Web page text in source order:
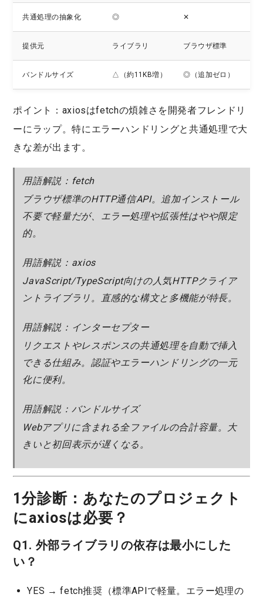
共通処理の抽象化 ◎ ✕
提供元 ライブラリ ブラウザ標準
バンドルサイズ △（約11KB増） ◎（追加ゼロ）
ポイント： axiosはfetchの煩雑さを開発者フレンドリ
ーにラップ。特にエラーハンドリングと 共通処理で大
きな差が出ます。
用語解説：fetch
ブラウザ標準のHTTP通信API。追加インストール
不要で軽量だが、エラー処理や拡張性はやや限定
的。
用語解説：axios
JavaScript/TypeScript向けの人気HTTPクライア
ントライブラリ。直感的な構文と多機能が特長。
用語解説：インターセプター
リクエストやレスポンスの共通処理を自動で挿入
できる仕組み。認証やエラーハンドリングの一元
化に便利。
用語解説：バンドルサイズ
Webアプリに含まれる全ファイルの合計容量。大
きいと初回表示が遅くなる。
1分診断：あなたのプロジェクト
にaxiosは必要？
Q1. 外部ライブラリの依存は最小にした
い？
YES → fetch推奨 （標準APIで軽量。エラー処理の